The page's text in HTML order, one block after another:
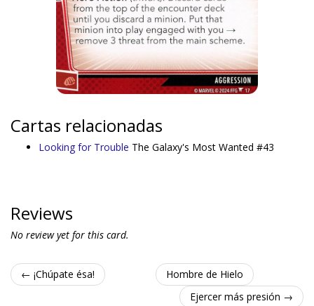
Cartas relacionadas
Looking for Trouble The Galaxy's Most Wanted #43
Reviews
No review yet for this card.
← ¡Chúpate ésa!
Hombre de Hielo
Ejercer más presión →